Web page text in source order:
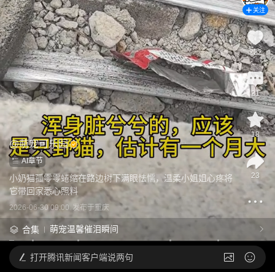
@萌宠可乐园
AI章节
小奶猫孤零零蜷缩在路边树下满眼怯懦，温柔小姐姐心疼将
它带回家悉心照料
2026-06-30 09:00 发布于重庆
合集 萌宠温馨催泪瞬间
关注
222
21
18
23
打开腾讯新闻客户端说两句